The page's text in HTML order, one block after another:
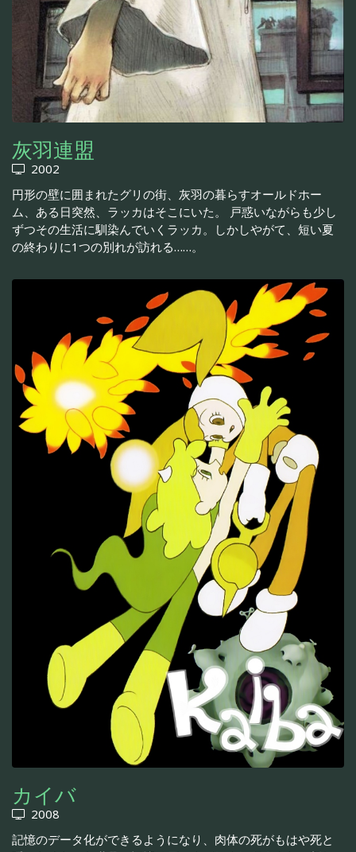
灰羽連盟
2002
円形の壁に囲まれたグリの街、灰羽の暮らすオールドホー
ム、ある日突然、ラッカはそこにいた。 戸惑いながらも少し
ずつその生活に馴染んでいくラッカ。しかしやがて、短い夏
の終わりに1つの別れが訪れる……。
カイバ
2008
記憶のデータ化ができるようになり、肉体の死がもはや死と